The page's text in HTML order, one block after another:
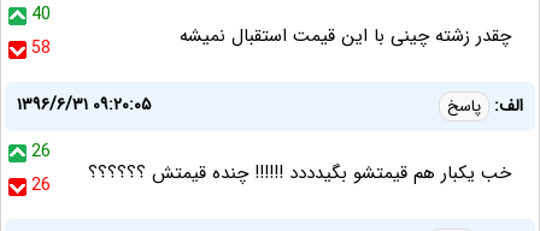
40
58
چقدر زشته چینی با این قیمت استقبال نمیشه
الف: پاسخ
۱۳۹۶/۶/۳۱ ۰۹:۲۰:۰۵
26
26
خب یکبار هم قیمتشو بگیدددد !!!!!! چنده قیمتش ؟؟؟؟؟؟